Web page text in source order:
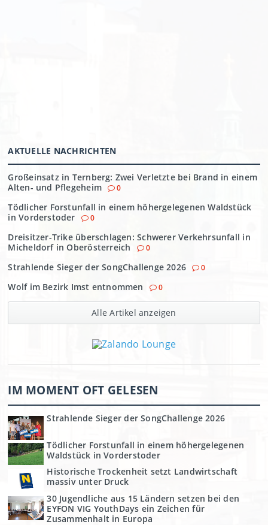
AKTUELLE NACHRICHTEN
Großeinsatz in Ternberg: Zwei Verletzte bei Brand in einem
Alten- und Pflegeheim
0
Tödlicher Forstunfall in einem höhergelegenen Waldstück
in Vorderstoder
0
Dreisitzer-Trike überschlagen: Schwerer Verkehrsunfall in
Micheldorf in Oberösterreich
0
Strahlende Sieger der SongChallenge 2026 0
Wolf im Bezirk Imst entnommen 0
Alle Artikel anzeigen
IM MOMENT OFT GELESEN
Strahlende Sieger der SongChallenge 2026
Tödlicher Forstunfall in einem höhergelegenen
Waldstück in Vorderstoder
Historische Trockenheit setzt Landwirtschaft
massiv unter Druck
30 Jugendliche aus 15 Ländern setzen bei den
EYFON VIG YouthDays ein Zeichen für
Zusammenhalt in Europa